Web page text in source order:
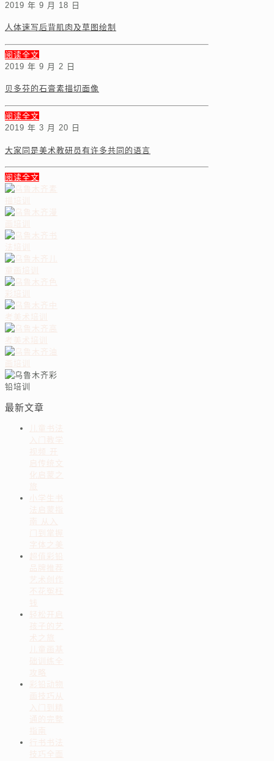
2019 年 9 月 18 日
人体速写后背肌肉及草图绘制
阅读全文
2019 年 9 月 2 日
贝多芬的石膏素描切面像
阅读全文
2019 年 3 月 20 日
大家同是美术教研员有许多共同的语言
阅读全文
最新文章
儿童书法
入门教学
视频 开
启传统文
化启蒙之
小学生书
法启蒙指
南 从入
门到掌握
字体之美
超值彩铅
品牌推荐
艺术创作
不花冤枉
钱
轻松开启
孩子的艺
术之旅
儿童画基
础训练全
攻略
彩铅动物
画技巧从
入门到精
通的完整
指南
行书书法
技巧全面